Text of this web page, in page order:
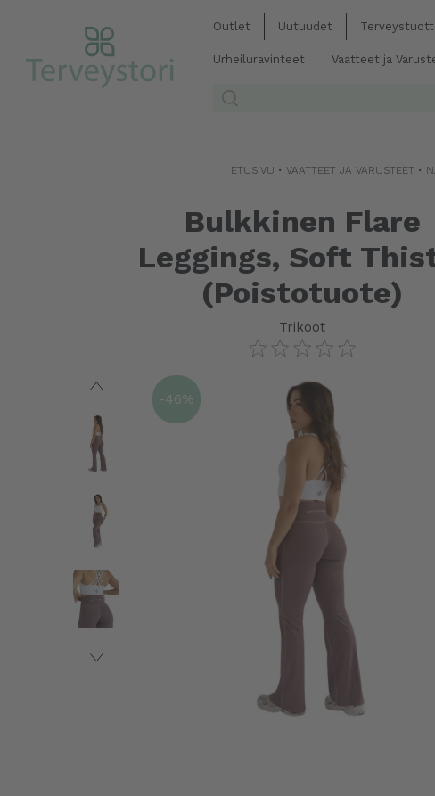
Outlet Uutuudet
Urheiluravinteet Vaatteet ja
ETUSIVU • VAATTEET JA VARUSTEET •
Bulkkinen Flare
Leggings, Soft
(Poistotuote)
Trikoot
-46%